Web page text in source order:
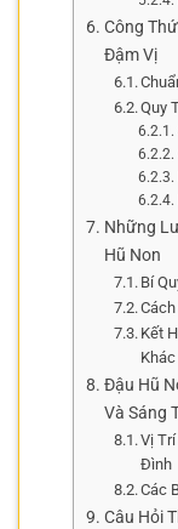
Công
Đậm Vị
Quy
Những
Hũ Non
Bí
Kết
Khác
Đậu Hũ
Và Sáng
Vị
Đình
Các
Câu Hỏi